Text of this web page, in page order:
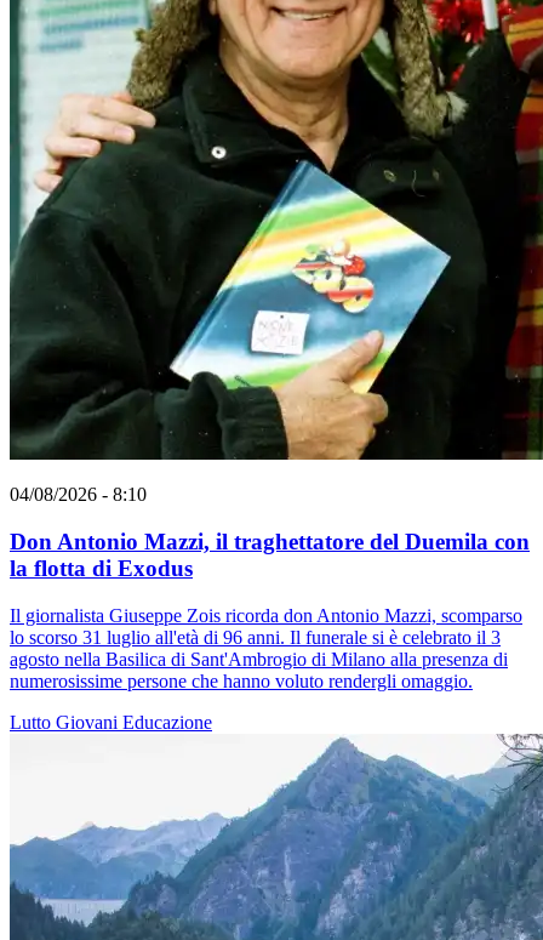
04/08/2026 - 8:10
Don Antonio Mazzi, il traghettatore del Duemila con
la flotta di Exodus
Il giornalista Giuseppe Zois ricorda don Antonio Mazzi, scomparso
lo scorso 31 luglio all'età di 96 anni. Il funerale si è celebrato il 3
agosto nella Basilica di Sant'Ambrogio di Milano alla presenza di
numerosissime persone che hanno voluto rendergli omaggio.
Lutto Giovani Educazione